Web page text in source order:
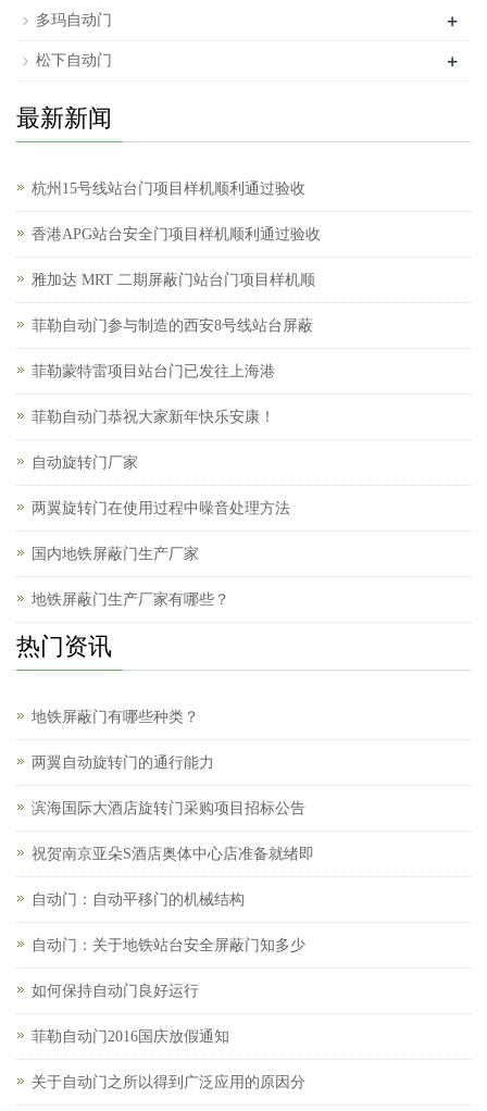
多玛自动门
+
松下自动门 +
最新新闻
杭州15号线站台门项目样机顺利通过验收
香港APG站台安全门项目样机顺利通过验收
雅加达 MRT 二期屏蔽门站台门项目样机顺
菲勒自动门参与制造的西安8号线站台屏蔽
菲勒蒙特雷项目站台门已发往上海港
菲勒自动门恭祝大家新年快乐安康！
自动旋转门厂家
两翼旋转门在使用过程中噪音处理方法
国内地铁屏蔽门生产厂家
地铁屏蔽门生产厂家有哪些？
热门资讯
地铁屏蔽门有哪些种类？
两翼自动旋转门的通行能力
滨海国际大酒店旋转门采购项目招标公告
祝贺南京亚朵S酒店奥体中心店准备就绪即
自动门：自动平移门的机械结构
自动门：关于地铁站台安全屏蔽门知多少
如何保持自动门良好运行
菲勒自动门2016国庆放假通知
关于自动门之所以得到广泛应用的原因分